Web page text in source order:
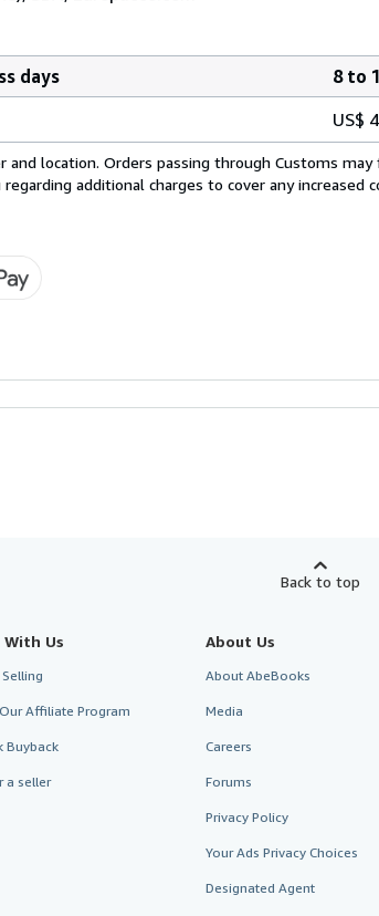
days
8 to
US$
location. Orders passing through Customs
additional charges to cover any increased
Back to top
With Us
Affiliate Program
Buyback
a seller
About Us
About AbeBooks
Media
Careers
Forums
Privacy Policy
Your Ads Privacy Choices
Designated Agent